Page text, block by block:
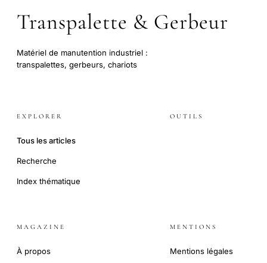
Transpalette & Gerbeur
Matériel de manutention industriel :
transpalettes, gerbeurs, chariots
EXPLORER
Tous les articles
Recherche
Index thématique
OUTILS
MAGAZINE
À propos
MENTIONS
Mentions légales